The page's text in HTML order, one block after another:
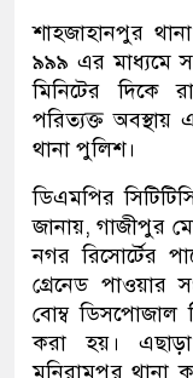
শাহজাহানপুর
৯৯৯ এর মাধ্যমে
মিনিটের দিকে
পরিত্যক্ত অবস্থায়
থানা পুলিশ।
ডিএমপির
জানায়, গাজীপুর
নগর রিসোর্টের
গ্রেনেড পাওয়ার
বোম্ব ডিসপোজাল
করা হয়।
মনিরামপুর থানা